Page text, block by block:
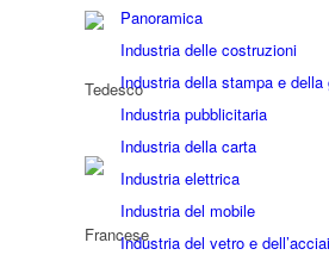
Panoramica
Industria delle costruzioni
Industria della stampa e della
Industria pubblicitaria
Industria della carta
Industria elettrica
Industria del mobile
Industria del vetro e